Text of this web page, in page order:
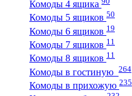
Комоды 4 ящика
Комоды 5 ящиков 50
Комоды 6 ящиков 19
Комоды 7 ящиков 11
Комоды 8 ящиков 11
Комоды в гостиную 264
Комоды в прихожую 235